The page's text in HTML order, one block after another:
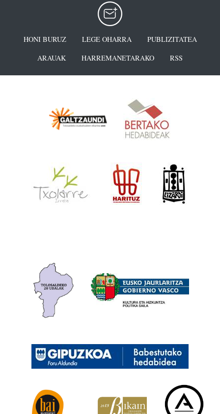
HONI BURUZ LEGE OHARRA
PUBLIZITATEA
ARAUAK
HARREMANETARAKO RSS